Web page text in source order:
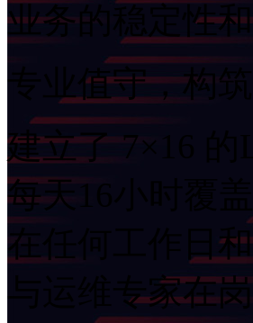
业务的稳定性和
专业值守，
建立了 7×16 的
每天16小时覆
在任何工作日和
与运维专家在